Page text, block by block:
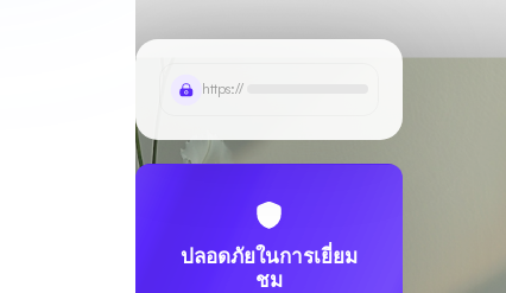
https://
ปลอดภัยในการเยี่ยม
ชม